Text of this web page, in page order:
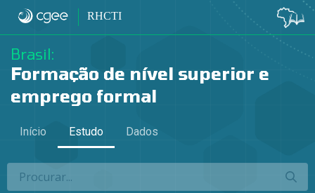
Estudo RHCTI
Brasil:
Formação de nível superior e
emprego formal
Início Estudo Dados